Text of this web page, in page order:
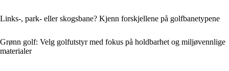
Links-, park- eller skogsbane? Kjenn forskjellene på golfbanetypene
Grønn golf: Velg golfutstyr med fokus på holdbarhet og miljøvennlige
materialer